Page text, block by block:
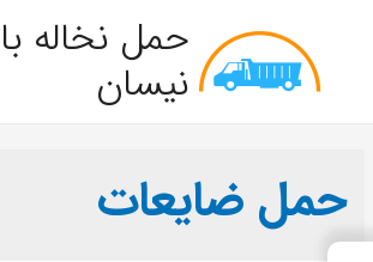
حمل نخاله با
نیسان
حمل ضایعات